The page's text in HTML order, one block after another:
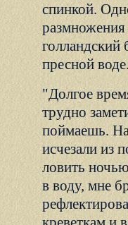
спинкой.
голландский
пресной
"Долгое
трудно
поймаешь.
исчезали из
ловить
в воду, мне